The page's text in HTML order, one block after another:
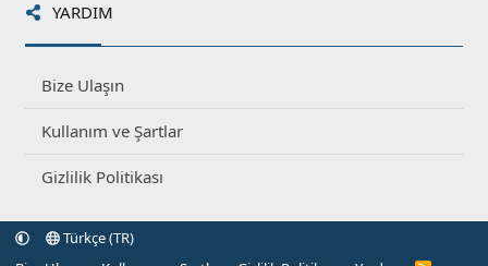
YARDIM
Bize Ulaşın
Kullanım ve Şartlar
Gizlilik Politikası
Türkçe (TR)